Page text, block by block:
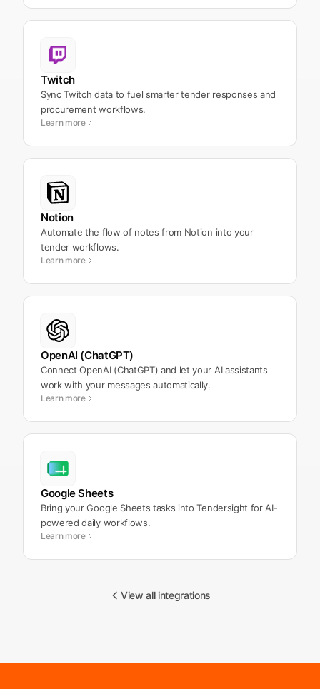
Twitch
Sync Twitch data to fuel smarter tender responses and
procurement workflows.
Learn more
Notion
Automate the flow of notes from Notion into your
tender workflows.
Learn more
OpenAI (ChatGPT)
Connect OpenAI (ChatGPT) and let your AI assistants
work with your messages automatically.
Learn more
Google Sheets
Bring your Google Sheets tasks into Tendersight for AI-
powered daily workflows.
Learn more
View all integrations